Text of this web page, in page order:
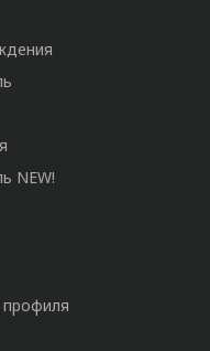
NEW!
профиля